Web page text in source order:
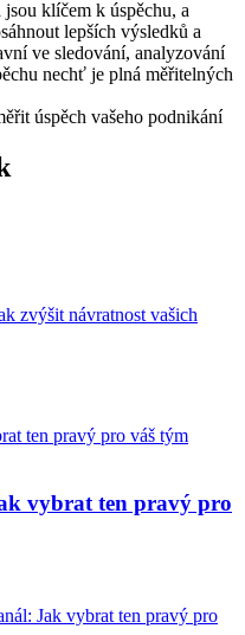
klíčem k úspěchu, a
lepších výsledků a
ve sledování, analyzování
nechť je plná měřitelných
zvýšit návratnost vašich
vybrat ten pravý pro
Jak vybrat ten pravý pro